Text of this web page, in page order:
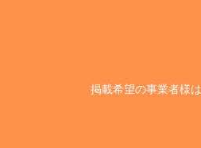
掲載希望の事業者様